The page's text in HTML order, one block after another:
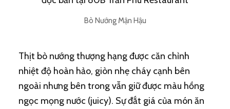
Bò Nướng Mận Hậu
Thịt bò nướng thượng hạng được căn chỉnh
nhiệt độ hoàn hảo, giòn nhẹ cháy cạnh bên
ngoài nhưng bên trong vẫn giữ được màu hồng
ngọc mọng nước (juicy). Sự đắt giá của món ăn